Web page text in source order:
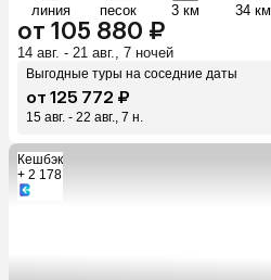
линия песок 3 км 34 км
от 105 880 ₽
14 авг. - 21 авг., 7 ночей
Выгодные туры на соседние даты
от 125 772 ₽
15 авг. - 22 авг., 7 н.
Кешбэк
+ 2 178